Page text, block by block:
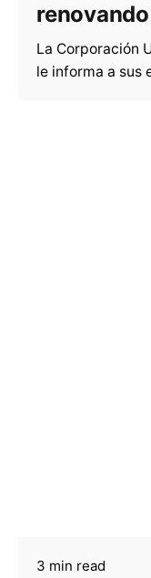
La Corporación
le informa a sus
3 min read